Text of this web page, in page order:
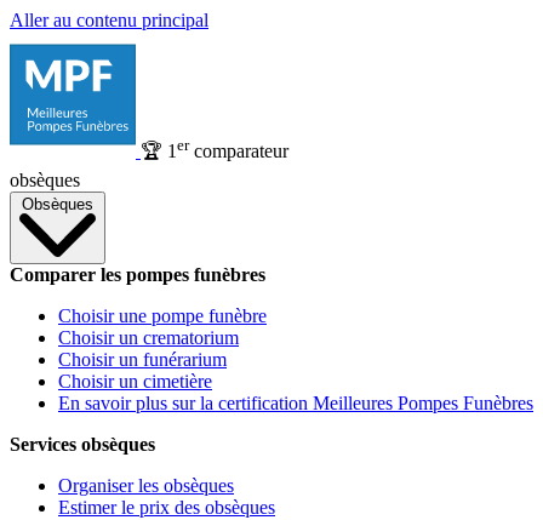
Aller au contenu principal
🏆 1 ercomparateur
obsèques
Obsèques
Comparer les pompes funèbres
Choisir une pompe funèbre
Choisir un crematorium
Choisir un funérarium
Choisir un cimetière
En savoir plus sur la certification Meilleures Pompes Funèbres
Services obsèques
Organiser les obsèques
Estimer le prix des obsèques